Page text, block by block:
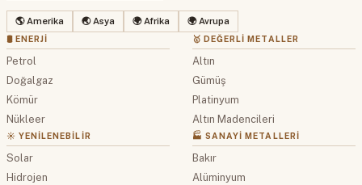
🌎 Amerika 🌏 Asya 🌍 Afrika 🌍 Avrupa
🛢 ENERJI
Petrol
Doğalgaz
Kömür
Nükleer
☀️ YENILENEBILIR
Solar
Hidrojen
🥇 DEĞERLI METALLER
Altın
Gümüş
Platinyum
Altın Madencileri
🏭 SANAYI METALLERI
Bakır
Alüminyum